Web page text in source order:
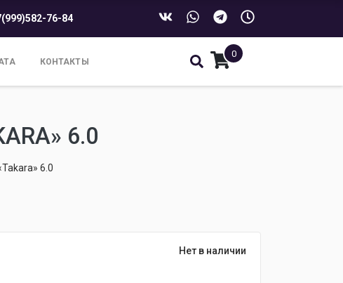
76-84
КОНТАКТЫ
0
6.0
6.0
Нет в наличии